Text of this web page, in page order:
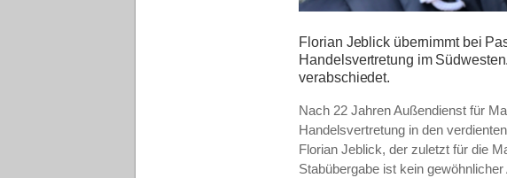
Florian Jeblick übernimmt bei
Handelsvertretung im
verabschiedet.
Nach 22 Jahren Außendienst für
Handelsvertretung in den
Florian Jeblick, der zuletzt für die
Stabübergabe ist kein